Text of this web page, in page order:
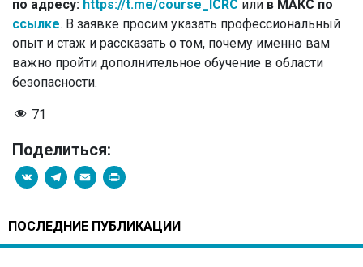
по адресу: https://t.me/course_ICRC или в МАКС по
ссылке. В заявке просим указать профессиональный
опыт и стаж и рассказать о том, почему именно вам
важно пройти дополнительное обучение в области
безопасности.
71
Поделиться:
VK Telegram
Email
ПОСЛЕДНИЕ ПУБЛИКАЦИИ